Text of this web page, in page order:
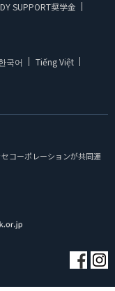
SUPPORT奨学金
국어
Tiếng Việt
コーポレーションが共同運